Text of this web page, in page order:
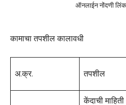
ऑनलाईन नोंदणी
कामाचा तपशील कालावधी
अ.क्र. तपशील
केंदाची माहिती